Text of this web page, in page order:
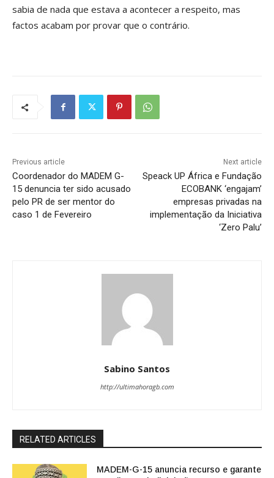
sabia de nada que estava a acontecer a respeito, mas
factos acabam por provar que o contrário.
Previous article
Coordenador do MADEM G-
15 denuncia ter sido acusado
pelo PR de ser mentor do
caso 1 de Fevereiro
Next article
Speack UP África e Fundação
ECOBANK ‘engajam’
empresas privadas na
implementação da Iniciativa
‘Zero Palu’
Sabino Santos
http://ultimahoragb.com
RELATED ARTICLES
MADEM-G-15 anuncia recurso e garante